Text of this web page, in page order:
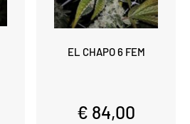
EL CHAPO 6 FEM
€ 84,00